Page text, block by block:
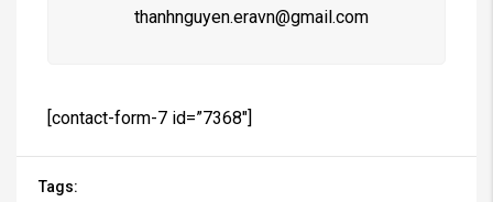
thanhnguyen.eravn@gmail.com
[contact-form-7 id=”7368″]
Tags: